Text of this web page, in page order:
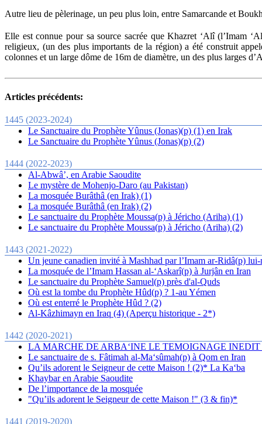
Autre lieu de pèlerinage, un peu plus loin, entre Samarcande et
Elle est connue pour sa source sacrée que Khazret ‘Alî (l’Imam
religieux, (un des plus importants de la région) a été construit
colonnes et un large dôme de 16m de diamètre, un des plus larges
Articles précédents:
1445 (2023-2024)
Le Sanctuaire du Prophète Yûnus (Jonas)(p) (1) en Irak
Le Sanctuaire du Prophète Yûnus (Jonas)(p) (2)
1444 (2022-2023)
Al-Abwâ’, en Arabie Saoudite
Le mystère de Mohenjo-Daro (au Pakistan)
La mosquée Burâthâ (en Irak) (1)
La mosquée Burâthâ (en Irak) (2)
Le sanctuaire du Prophète Moussa(p) à Jéricho (Ariha) (1)
Le sanctuaire du Prophète Moussa(p) à Jéricho (Ariha) (2)
1443 (2021-2022)
Un jeune canadien invité à Mashhad par l’Imam ar-Ridâ(p) lui-
La mosquée de l’Imam Hassan al-‘Askarî(p) à Jurjân en Iran
Le sanctuaire du Prophète Samuel(p) près d'al-Quds
Où est la tombe du Prophète Hûd(p) ? 1-au Yémen
Où est enterré le Prophète Hûd ? (2)
Al-Kâzhimayn en Iraq (4) (Aperçu historique - 2*)
1442 (2020-2021)
LA MARCHE DE ARBA‘INE LE TEMOIGNAGE INEDIT
Le sanctuaire de s. Fâtimah al-Ma‘sûmah(p) à Qom en Iran
Qu’ils adorent le Seigneur de cette Maison ! (2)* La Ka‘ba
Khaybar en Arabie Saoudite
De l’importance de la mosquée
"Qu’ils adorent le Seigneur de cette Maison !" (3 & fin)*
1441 (2019-2020)